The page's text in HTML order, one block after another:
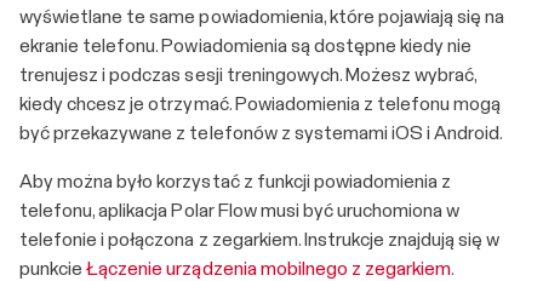
wyświetlane te same powiadomienia, które pojawiają się na
ekranie telefonu. Powiadomienia są dostępne kiedy nie
trenujesz i podczas sesji treningowych. Możesz wybrać,
kiedy chcesz je otrzymać. Powiadomienia z telefonu mogą
być przekazywane z telefonów z systemami iOS i Android.
Aby można było korzystać z funkcji powiadomienia z
telefonu, aplikacja Polar Flow musi być uruchomiona w
telefonie i połączona z zegarkiem. Instrukcje znajdują się w
punkcieŁączenie urządzenia mobilnego z zegarkiem.